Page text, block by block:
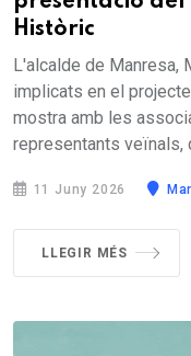
Històric
L'alcalde de Manresa,
implicats en el
mostra amb les
representants veïnals,
11 Juny 2026
LLEGIR MÉS